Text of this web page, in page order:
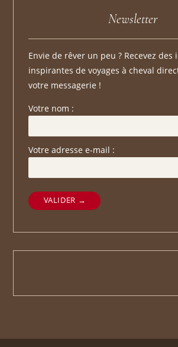
Newsletter
Envie de rêver un peu ? Recevez des
inspirantes de voyages à cheval
votre messagerie !
Votre nom :
Votre adresse e-mail :
VALIDER →